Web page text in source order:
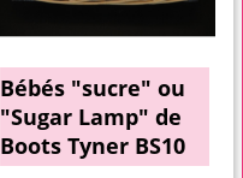
Bébés "sucre" ou
"Sugar Lamp" de
Boots Tyner BS10